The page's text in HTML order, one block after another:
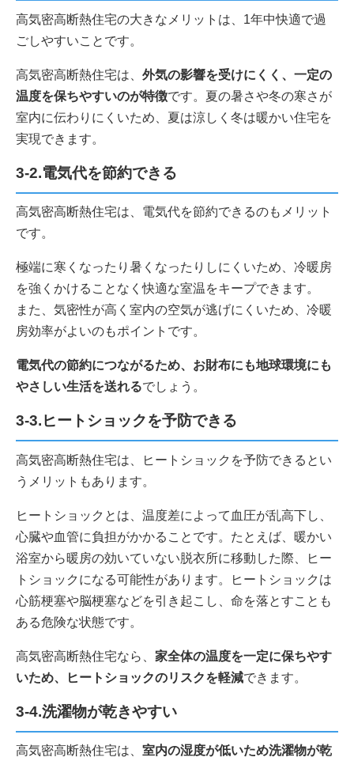
高気密高断熱住宅の大きなメリットは、1年中快適で過
ごしやすいことです。
高気密高断熱住宅は、 外気の影響を受けにくく、一定の
温度を保ちやすいのが特徴です。夏の暑さや冬の寒さが
室内に伝わりにくいため、夏は涼しく冬は暖かい住宅を
実現できます。
3-2.電気代を節約できる
高気密高断熱住宅は、電気代を節約できるのもメリット
です。
極端に寒くなったり暑くなったりしにくいため、冷暖房
を強くかけることなく快適な室温をキープできます。
また、気密性が高く室内の空気が逃げにくいため、冷暖
房効率がよいのもポイントです。
電気代の節約につながるため、お財布にも地球環境にも
やさしい生活を送れるでしょう。
3-3.ヒートショックを予防できる
高気密高断熱住宅は、ヒートショックを予防できるとい
うメリットもあります。
ヒートショックとは、温度差によって血圧が乱高下し、
心臓や血管に負担がかかることです。たとえば、暖かい
浴室から暖房の効いていない脱衣所に移動した際、ヒー
トショックになる可能性があります。ヒートショックは
心筋梗塞や脳梗塞などを引き起こし、命を落とすことも
ある危険な状態です。
高気密高断熱住宅なら、 家全体の温度を一定に保ちやす
いため、ヒートショックのリスクを軽減できます。
3-4.洗濯物が乾きやすい
高気密高断熱住宅は、 室内の湿度が低いため洗濯物が乾